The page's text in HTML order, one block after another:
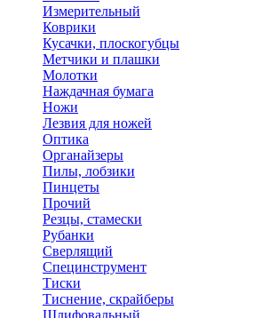
Измерительный
Коврики
Кусачки, плоскогубцы
Метчики и плашки
Молотки
Наждачная бумага
Ножи
Лезвия для ножей
Оптика
Органайзеры
Пилы, лобзики
Пинцеты
Прочий
Резцы, стамески
Рубанки
Сверлящий
Специнструмент
Тиски
Тиснение, скрайберы
Шлифовальный